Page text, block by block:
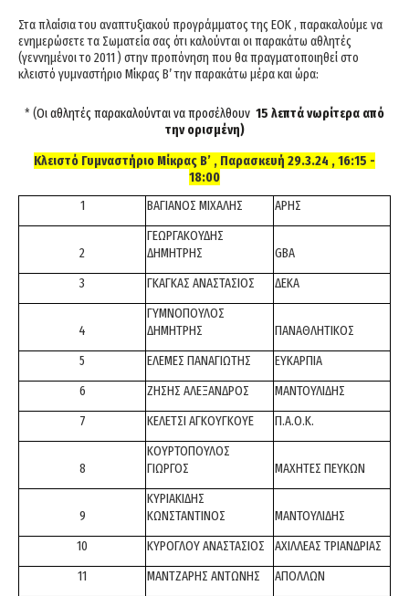
Στα πλαίσια του αναπτυξιακού προγράμματος της ΕΟΚ , παρακαλούμε να
ενημερώσετε τα Σωματεία σας ότι καλούνται οι παρακάτω αθλητές
(γεννημένοι το 2011 ) στην προπόνηση που θα πραγματοποιηθεί στο
κλειστό γυμναστήριο Μίκρας Β’ την παρακάτω μέρα και ώρα:
* (Οι αθλητές παρακαλούνται να προσέλθουν 15 λεπτά νωρίτερα από
την ορισμένη)
Κλειστό Γυμναστήριο Μίκρας Β’ , Παρασκευή 29.3.24 , 16:15 -
18:00
1
ΒΑΓΙΑΝΟΣ ΜΙΧΑΛΗΣ ΑΡΗΣ
2
ΓΕΩΡΓΑΚΟΥΔΗΣ
ΔΗΜΗΤΡΗΣ
GBA
3
ΓΚΑΓΚΑΣ ΑΝΑΣΤΑΣΙΟΣ ΔΕΚΑ
4
ΓΥΜΝΟΠΟΥΛΟΣ
ΔΗΜΗΤΡΗΣ
ΠΑΝΑΘΛΗΤΙΚΟΣ
5
ΕΛΕΜΕΣ ΠΑΝΑΓΙΩΤΗΣ
ΕΥΚΑΡΠΙΑ
6
ΖΗΣΗΣ ΑΛΕΞΑΝΔΡΟΣ
ΜΑΝΤΟΥΛΙΔΗΣ
7
ΚΕΛΕΤΣΙ ΑΓΚΟΥΓΚΟΥΕ Π.Α.Ο.Κ.
8
ΚΟΥΡΤΟΠΟΥΛΟΣ
ΓΙΩΡΓΟΣ
ΜΑΧΗΤΕΣ ΠΕΥΚΩΝ
9
ΚΥΡΙΑΚΙΔΗΣ
ΚΩΝΣΤΑΝΤΙΝΟΣ
ΜΑΝΤΟΥΛΙΔΗΣ
10
ΚΥΡΟΓΛΟΥ ΑΝΑΣΤΑΣΙΟΣ
ΑΧΙΛΛΕΑΣ ΤΡΙΑΝΔΡΙΑΣ
11
ΜΑΝΤΖΑΡΗΣ ΑΝΤΩΝΗΣ ΑΠΟΛΛΩΝ